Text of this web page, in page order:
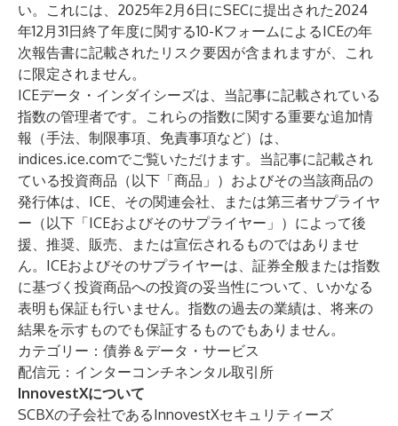
い。これには、2025年2月6日にSECに提出された2024
年12月31日終了年度に関する10-KフォームによるICEの年
次報告書に記載されたリスク要因が含まれますが、これ
に限定されません。
ICEデータ・インダイシーズは、当記事に記載されている
指数の管理者です。これらの指数に関する重要な追加情
報（手法、制限事項、免責事項など）は、
indices.ice.comでご覧いただけます。当記事に記載され
ている投資商品（以下「商品」）およびその当該商品の
発行体は、ICE、その関連会社、または第三者サプライヤ
ー（以下「ICEおよびそのサプライヤー」）によって後
援、推奨、販売、または宣伝されるものではありませ
ん。ICEおよびそのサプライヤーは、証券全般または指数
に基づく投資商品への投資の妥当性について、いかなる
表明も保証も行いません。指数の過去の業績は、将来の
結果を示すものでも保証するものでもありません。
カテゴリー：債券＆データ・サービス
配信元：インターコンチネンタル取引所
InnovestXについて
SCBXの子会社であるInnovestXセキュリティーズ